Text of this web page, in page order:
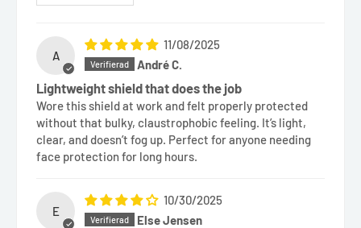
A
11/08/2025
André C.
Lightweight shield that does the job
Wore this shield at work and felt properly protected
without that bulky, claustrophobic feeling. It’s light,
clear, and doesn’t fog up. Perfect for anyone needing
face protection for long hours.
E
10/30/2025
Else Jensen